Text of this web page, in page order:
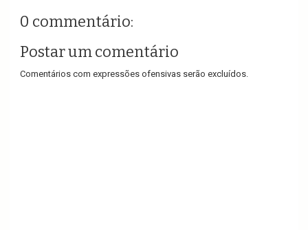
0 commentário:
Postar um comentário
Comentários com expressões ofensivas serão excluídos.